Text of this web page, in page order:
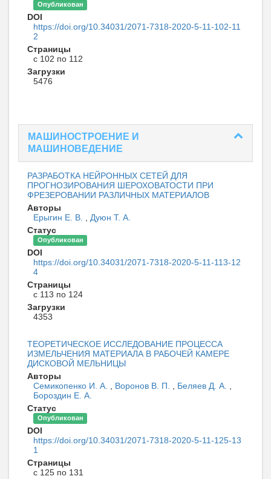
Опубликован
DOI
https://doi.org/10.34031/2071-7318-2020-5-11-102-11
2
Страницы
с 102 по 112
Загрузки
5476
МАШИНОСТРОЕНИЕ И
МАШИНОВЕДЕНИЕ
РАЗРАБОТКА НЕЙРОННЫХ СЕТЕЙ ДЛЯ
ПРОГНОЗИРОВАНИЯ ШЕРОХОВАТОСТИ ПРИ
ФРЕЗЕРОВАНИИ РАЗЛИЧНЫХ МАТЕРИАЛОВ
Авторы
Ерыгин Е. В.
Дуюн Т. А.
Статус
Опубликован
DOI
https://doi.org/10.34031/2071-7318-2020-5-11-113-12
4
Страницы
с 113 по 124
Загрузки
4353
ТЕОРЕТИЧЕСКОЕ ИССЛЕДОВАНИЕ ПРОЦЕССА
ИЗМЕЛЬЧЕНИЯ МАТЕРИАЛА В РАБОЧЕЙ КАМЕРЕ
ДИСКОВОЙ МЕЛЬНИЦЫ
Авторы
Семикопенко И. А.
Воронов В. П. Беляев Д. А.
Бороздин Е. А.
Статус
Опубликован
DOI
https://doi.org/10.34031/2071-7318-2020-5-11-125-13
1
Страницы
с 125 по 131